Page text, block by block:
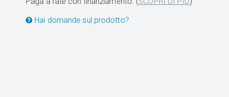
Hai domande sul prodotto?